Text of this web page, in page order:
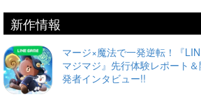
新作情報
マージ×魔法で一発逆転！『
マジマジ』先行体験レポート＆
発者インタビュー!!